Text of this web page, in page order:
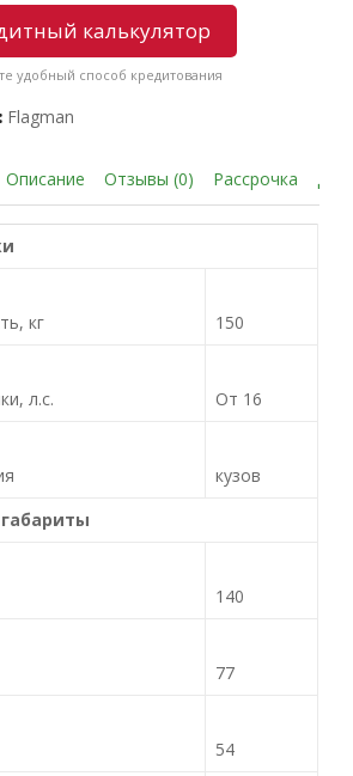
калькулятор
удобный способ кредитования
Flagman
Описание Отзывы (0) Рассрочка
кг 150
л.с. От 16
кузов
140
77
54